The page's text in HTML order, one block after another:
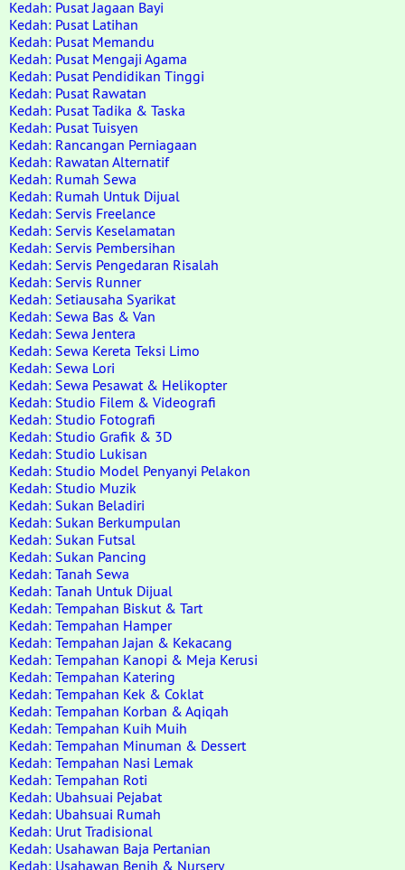
Kedah: Pusat Jagaan Bayi
Kedah: Pusat Latihan
Kedah: Pusat Memandu
Kedah: Pusat Mengaji Agama
Kedah: Pusat Pendidikan Tinggi
Kedah: Pusat Rawatan
Kedah: Pusat Tadika & Taska
Kedah: Pusat Tuisyen
Kedah: Rancangan Perniagaan
Kedah: Rawatan Alternatif
Kedah: Rumah Sewa
Kedah: Rumah Untuk Dijual
Kedah: Servis Freelance
Kedah: Servis Keselamatan
Kedah: Servis Pembersihan
Kedah: Servis Pengedaran Risalah
Kedah: Servis Runner
Kedah: Setiausaha Syarikat
Kedah: Sewa Bas & Van
Kedah: Sewa Jentera
Kedah: Sewa Kereta Teksi Limo
Kedah: Sewa Lori
Kedah: Sewa Pesawat & Helikopter
Kedah: Studio Filem & Videografi
Kedah: Studio Fotografi
Kedah: Studio Grafik & 3D
Kedah: Studio Lukisan
Kedah: Studio Model Penyanyi Pelakon
Kedah: Studio Muzik
Kedah: Sukan Beladiri
Kedah: Sukan Berkumpulan
Kedah: Sukan Futsal
Kedah: Sukan Pancing
Kedah: Tanah Sewa
Kedah: Tanah Untuk Dijual
Kedah: Tempahan Biskut & Tart
Kedah: Tempahan Hamper
Kedah: Tempahan Jajan & Kekacang
Kedah: Tempahan Kanopi & Meja Kerusi
Kedah: Tempahan Katering
Kedah: Tempahan Kek & Coklat
Kedah: Tempahan Korban & Aqiqah
Kedah: Tempahan Kuih Muih
Kedah: Tempahan Minuman & Dessert
Kedah: Tempahan Nasi Lemak
Kedah: Tempahan Roti
Kedah: Ubahsuai Pejabat
Kedah: Ubahsuai Rumah
Kedah: Urut Tradisional
Kedah: Usahawan Baja Pertanian
Kedah: Usahawan Benih & Nursery